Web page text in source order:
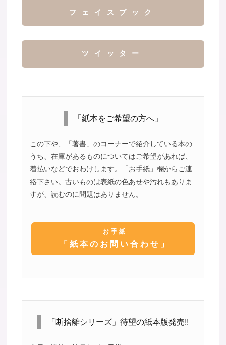
フェイスブック
ツイッター
「紙本をご希望の方へ」
この下や、「著書」のコーナーで紹介している本の
うち、在庫があるものについてはご希望があれば、
着払いなどでおわけします。「お手紙」欄からご連
絡下さい。古いものは表紙の色あせや汚れもありま
すが、読むのに問題はありません。
お手紙
「紙本のお問い合わせ」
「断捨離シリーズ」待望の紙本版発売!!